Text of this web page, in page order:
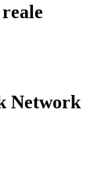
Network